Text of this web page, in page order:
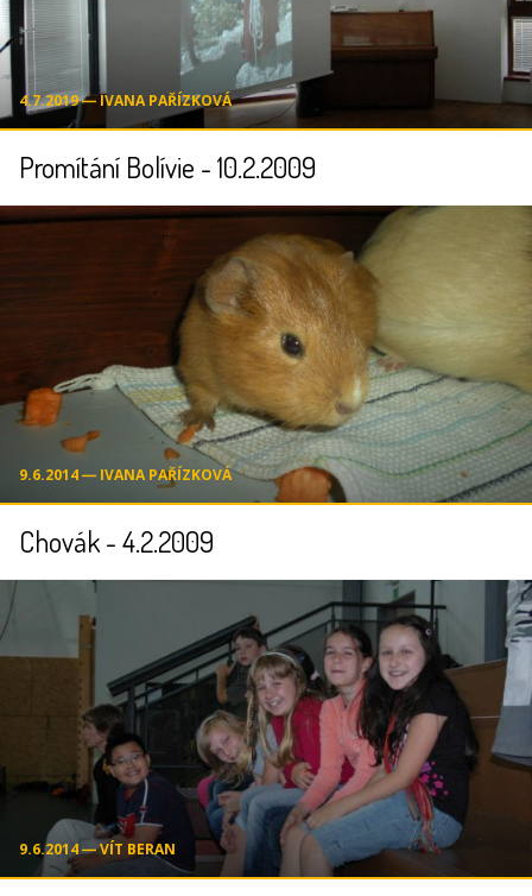
4.7.2019 ― IVANA PAŘÍZKOVÁ
Promítání Bolívie - 10.2.2009
9.6.2014 ― IVANA PAŘÍZKOVÁ
Chovák - 4.2.2009
9.6.2014 ― VÍT BERAN